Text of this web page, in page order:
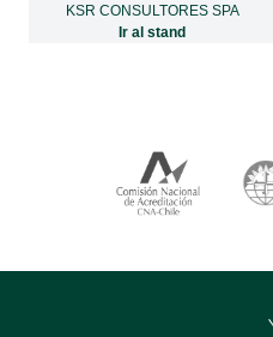
KSR CONSULTORES SPA
Ir al stand